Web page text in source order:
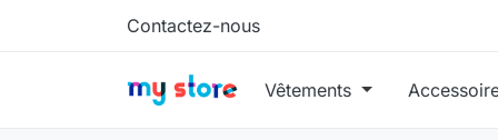
Contactez-nous
Vêtements